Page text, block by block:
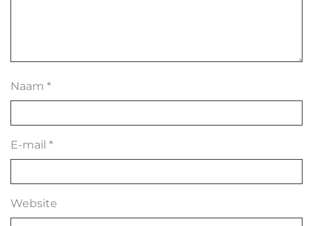
Naam *
E-mail *
Website